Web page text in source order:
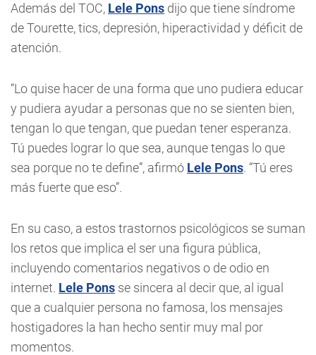
Además del TOC, Lele Pons dijo que tiene síndrome
de Tourette, tics, depresión, hiperactividad y déficit de
atención.
“Lo quise hacer de una forma que uno pudiera educar
y pudiera ayudar a personas que no se sienten bien,
tengan lo que tengan, que puedan tener esperanza.
Tú puedes lograr lo que sea, aunque tengas lo que
sea porque no te define”, afirmó Lele Pons. “Tú eres
más fuerte que eso”.
En su caso, a estos trastornos psicológicos se suman
los retos que implica el ser una figura pública,
incluyendo comentarios negativos o de odio en
internet. Lele Pons se sincera al decir que, al igual
que a cualquier persona no famosa, los mensajes
hostigadores la han hecho sentir muy mal por
momentos.